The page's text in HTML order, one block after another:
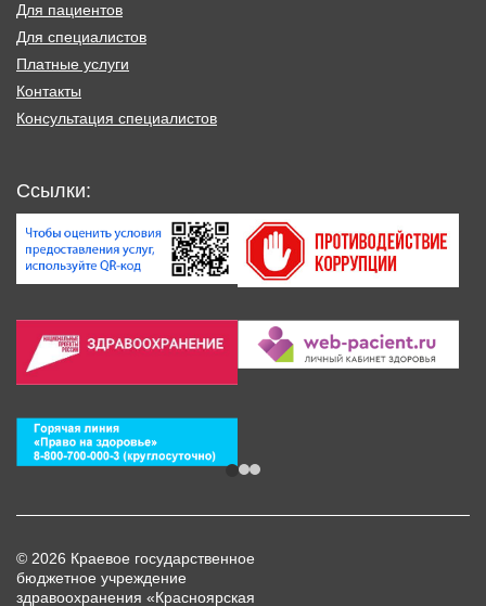
Для пациентов
Для специалистов
Платные услуги
Контакты
Консультация специалистов
Ссылки:
© 2026 Краевое государственное
бюджетное учреждение
здравоохранения «Красноярская